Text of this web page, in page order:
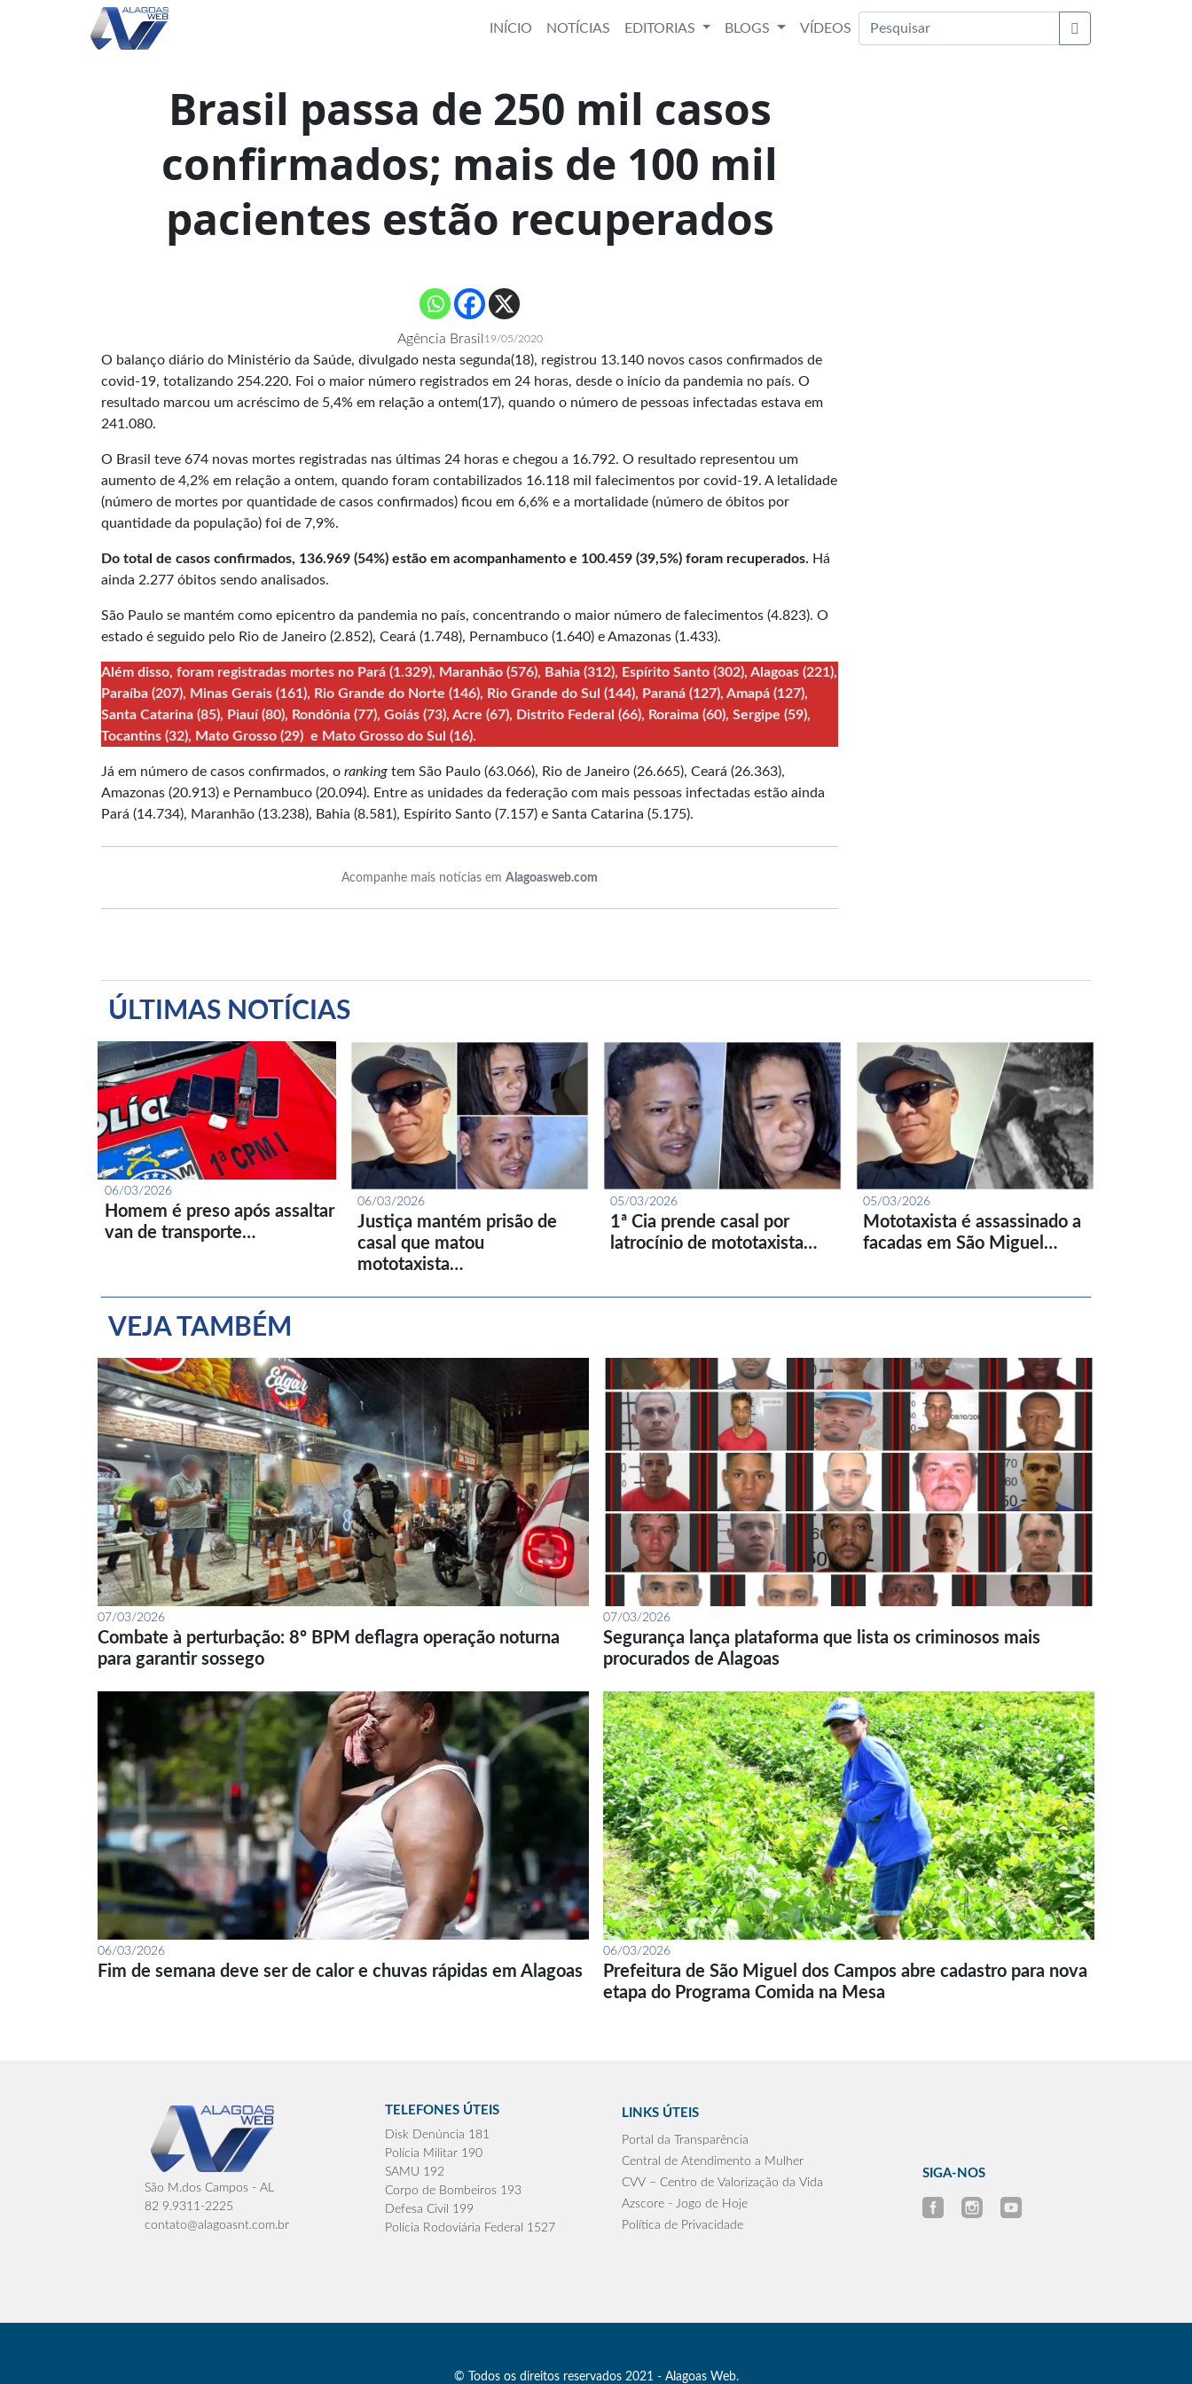
INÍCIO NOTÍCIAS EDITORIAS BLOGS
VÍDEOS
Buscar
Brasil passa de 250 mil casos
confirmados; mais de 100 mil
pacientes estão recuperados
Agência Brasil 19/05/2020
O balanço diário do Ministério da Saúde, divulgado nesta segunda(18), registrou 13.140 novos casos confirmados de
covid-19, totalizando 254.220. Foi o maior número registrados em 24 horas, desde o início da pandemia no país. O
resultado marcou um acréscimo de 5,4% em relação a ontem(17), quando o número de pessoas infectadas estava em
241.080.
O Brasil teve 674 novas mortes registradas nas últimas 24 horas e chegou a 16.792. O resultado representou um
aumento de 4,2% em relação a ontem, quando foram contabilizados 16.118 mil falecimentos por covid-19. A letalidade
(número de mortes por quantidade de casos confirmados) ficou em 6,6% e a mortalidade (número de óbitos por
quantidade da população) foi de 7,9%.
Do total de casos confirmados, 136.969 (54%) estão em acompanhamento e 100.459 (39,5%) foram recuperados. Há
ainda 2.277 óbitos sendo analisados.
São Paulo se mantém como epicentro da pandemia no país, concentrando o maior número de falecimentos (4.823). O
estado é seguido pelo Rio de Janeiro (2.852), Ceará (1.748), Pernambuco (1.640) e Amazonas (1.433).
Além disso, foram registradas mortes no Pará (1.329), Maranhão (576), Bahia (312), Espírito Santo (302), Alagoas (221),
Paraíba (207), Minas Gerais (161), Rio Grande do Norte (146), Rio Grande do Sul (144), Paraná (127), Amapá (127),
Santa Catarina (85), Piauí (80), Rondônia (77), Goiás (73), Acre (67), Distrito Federal (66), Roraima (60), Sergipe (59),
Tocantins (32), Mato Grosso (29) e Mato Grosso do Sul (16).
Já em número de casos confirmados, o ranking tem São Paulo (63.066), Rio de Janeiro (26.665), Ceará (26.363),
Amazonas (20.913) e Pernambuco (20.094). Entre as unidades da federação com mais pessoas infectadas estão ainda
Pará (14.734), Maranhão (13.238), Bahia (8.581), Espírito Santo (7.157) e Santa Catarina (5.175).
Acompanhe mais notícias em Alagoasweb.com
ÚLTIMAS NOTÍCIAS
06/03/2026
Homem é preso após assaltar
van de transporte…
06/03/2026
Justiça mantém prisão de
casal que matou
mototaxista…
05/03/2026
1ª Cia prende casal por
latrocínio de mototaxista…
05/03/2026
Mototaxista é assassinado a
facadas em São Miguel…
VEJA TAMBÉM
07/03/2026
Combate à perturbação: 8º BPM deflagra operação noturna
para garantir sossego
07/03/2026
Segurança lança plataforma que lista os criminosos mais
procurados de Alagoas
06/03/2026
Fim de semana deve ser de calor e chuvas rápidas em Alagoas
06/03/2026
Prefeitura de São Miguel dos Campos abre cadastro para nova
etapa do Programa Comida na Mesa
São M.dos Campos - AL
82 9.9311-2225
contato@alagoasnt.com.br
TELEFONES ÚTEIS
Disk Denúncia 181
Polícia Militar 190
SAMU 192
Corpo de Bombeiros 193
Defesa Civil 199
Polícia Rodoviária Federal 1527
LINKS ÚTEIS
Portal da Transparência
Central de Atendimento a Mulher
CVV – Centro de Valorização da Vida
Azscore - Jogo de Hoje
Política de Privacidade
SIGA-NOS
© Todos os direitos reservados 2021 - Alagoas Web.